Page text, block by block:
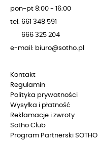
pon-pt 8:00 - 16:00
tel: 661 348 591
666 325 204
e-mail: biuro@sotho.pl
Kontakt
Regulamin
Polityka prywatności
Wysyłka i płatność
Reklamacje i zwroty
Sotho Club
Program Partnerski SOTHO